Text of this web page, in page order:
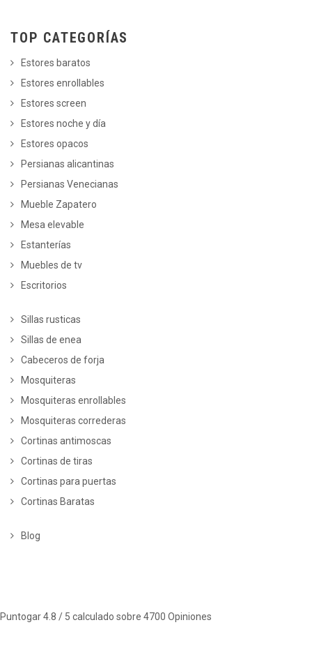
TOP CATEGORÍAS
Estores baratos
Estores enrollables
Estores screen
Estores noche y día
Estores opacos
Persianas alicantinas
Persianas Venecianas
Mueble Zapatero
Mesa elevable
Estanterías
Muebles de tv
Escritorios
Sillas rusticas
Sillas de enea
Cabeceros de forja
Mosquiteras
Mosquiteras enrollables
Mosquiteras correderas
Cortinas antimoscas
Cortinas de tiras
Cortinas para puertas
Cortinas Baratas
Blog
Puntogar4.8 / 5 calculado sobre 4700 Opiniones